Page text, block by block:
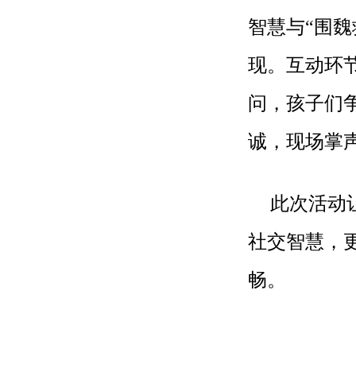
智慧与“围
现。互动环
问，孩子们
诚，现场掌
此次活动
社交智慧，
畅。